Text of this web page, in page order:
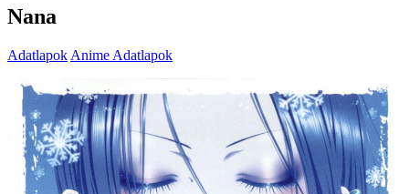
Nana
Adatlapok Anime Adatlapok